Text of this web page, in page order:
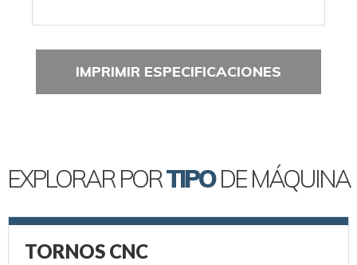
IMPRIMIR ESPECIFICACIONES
EXPLORAR PORTIPODE MÁQUINA
TORNOS CNC